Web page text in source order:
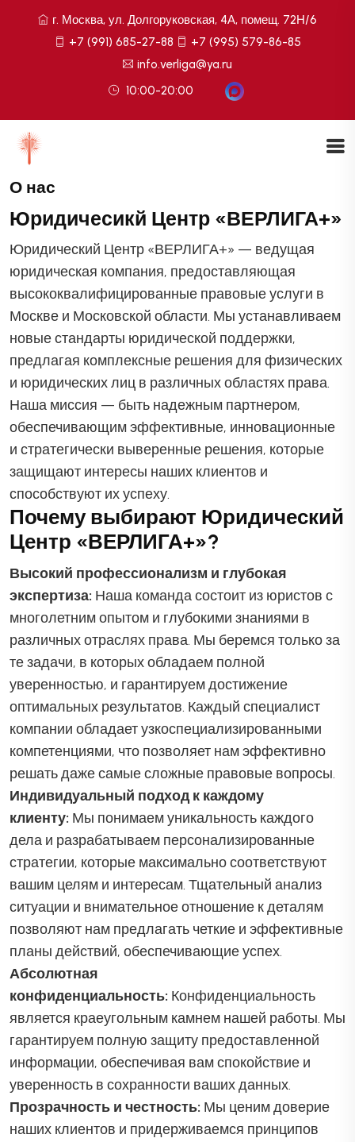
г. Москва, ул. Долгоруковская, 4А, помещ. 72Н/6
+7 (991) 685-27-88
+7 (995) 579-86-85
info.verliga@ya.ru
10:00-20:00
О нас
Юридичесикй Центр «ВЕРЛИГА+»
Юридический Центр «ВЕРЛИГА+» — ведущая
юридическая компания, предоставляющая
высококвалифицированные правовые услуги в
Москве и Московской области. Мы устанавливаем
новые стандарты юридической поддержки,
предлагая комплексные решения для физических
и юридических лиц в различных областях права.
Наша миссия — быть надежным партнером,
обеспечивающим эффективные, инновационные
и стратегически выверенные решения, которые
защищают интересы наших клиентов и
способствуют их успеху.
Почему выбирают Юридический
Центр «ВЕРЛИГА+»?
Высокий профессионализм и глубокая
экспертиза: Наша команда состоит из юристов с
многолетним опытом и глубокими знаниями в
различных отраслях права. Мы беремся только за
те задачи, в которых обладаем полной
уверенностью, и гарантируем достижение
оптимальных результатов. Каждый специалист
компании обладает узкоспециализированными
компетенциями, что позволяет нам эффективно
решать даже самые сложные правовые вопросы.
Индивидуальный подход к каждому
клиенту: Мы понимаем уникальность каждого
дела и разрабатываем персонализированные
стратегии, которые максимально соответствуют
вашим целям и интересам. Тщательный анализ
ситуации и внимательное отношение к деталям
позволяют нам предлагать четкие и эффективные
планы действий, обеспечивающие успех.
Абсолютная
конфиденциальность: Конфиденциальность
является краеугольным камнем нашей работы. Мы
гарантируем полную защиту предоставленной
информации, обеспечивая вам спокойствие и
уверенность в сохранности ваших данных.
Прозрачность и честность: Мы ценим доверие
наших клиентов и придерживаемся принципов